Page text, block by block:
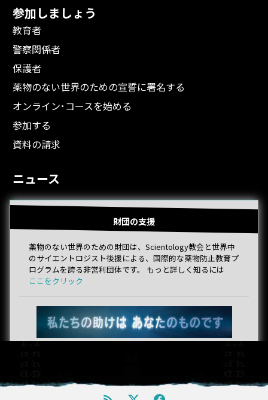
参加しましょう
教育者
警察関係者
保護者
薬物のない世界のための宣誓に署名する
オンライン･コースを始める
参加する
資料の請求
ニュース
財団の支援
薬物のない世界のための財団は、Scientology教会と世界中
のサイエントロジスト後援による、国際的な薬物防止教育プ
ログラムを誇る非営利団体です。 もっと詳しく知るには
ここをクリック